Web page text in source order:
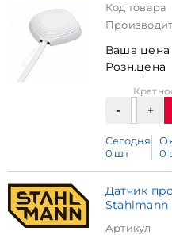
Код товара
Ваша цена
Розн.цена
Сегодня
0 шт
0
Датчик
Stahlmann
Артикул